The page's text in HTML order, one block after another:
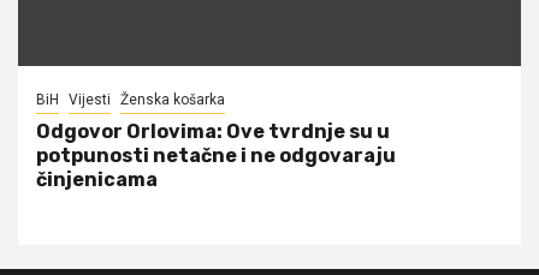
BiH Vijesti Ženska košarka
Odgovor Orlovima: ​Ove tvrdnje su u
potpunosti netačne i ne odgovaraju
činjenicama